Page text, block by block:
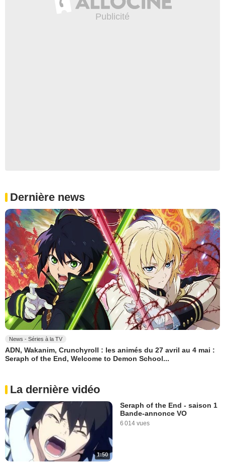
Dernière news
News - Séries à la TV
ADN, Wakanim, Crunchyroll : les animés du 27 avril au 4 mai :
Seraph of the End, Welcome to Demon School...
La dernière vidéo
1:50
Seraph of the End - saison 1
Bande-annonce VO
6 014 vues